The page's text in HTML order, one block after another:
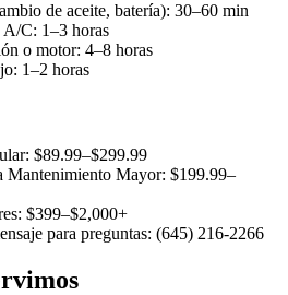
de aceite, batería): 30–60 min
A/C: 1–3 horas
o motor: 4–8 horas
1–2 horas
$89.99–$299.99
Mantenimiento Mayor: $199.99–
$399–$2,000+
para preguntas: (645) 216-2266